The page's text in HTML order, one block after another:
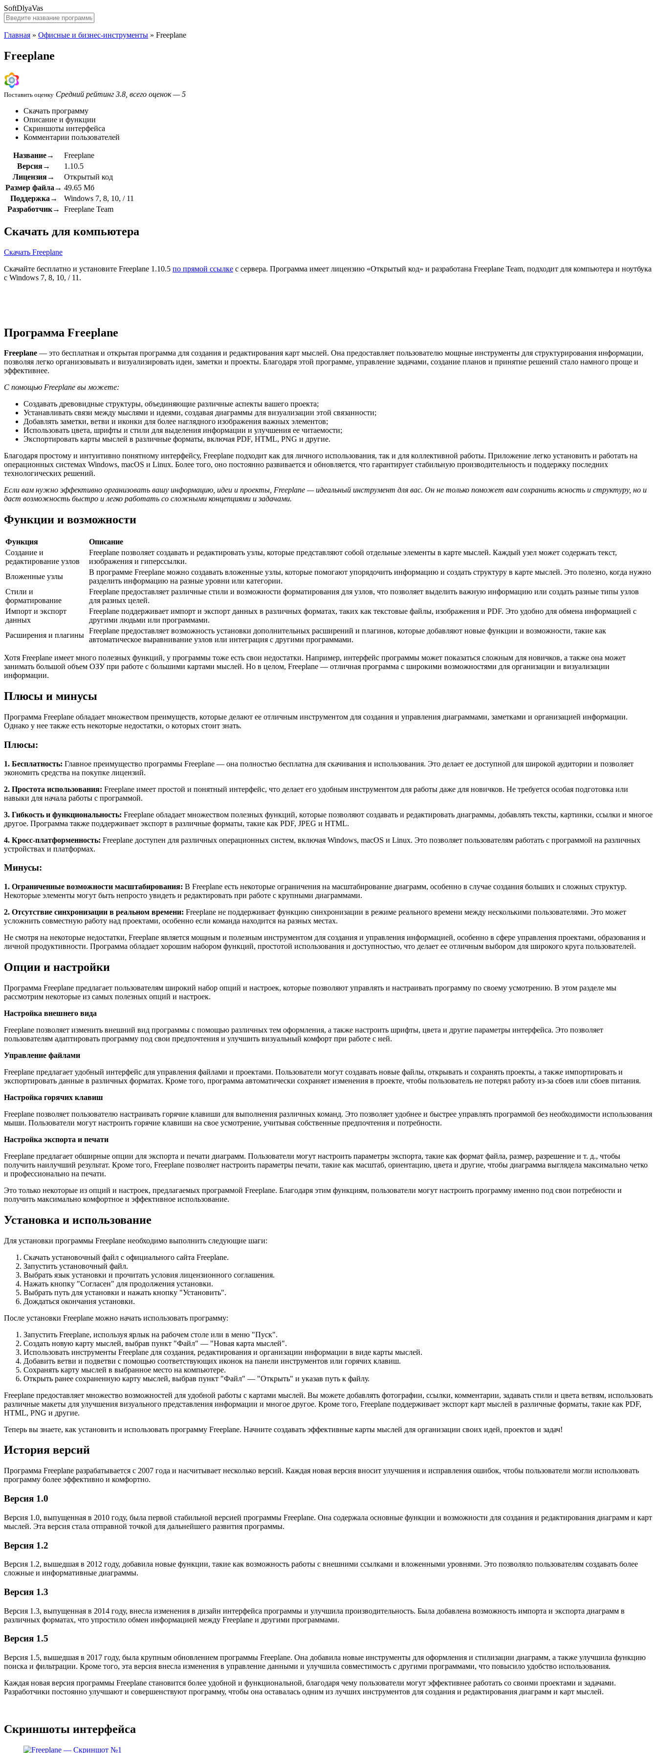
SoftDlyaVas
Главная » Офисные и бизнес-инструменты » Freeplane
Freeplane
Поставить оценку Средний рейтинг 3.8, всего оценок — 5
Скачать программу
Описание и функции
Скриншоты интерфейса
Комментарии пользователей
Название→
Freeplane
Версия→
1.10.5
Лицензия→
Открытый код
Размер файла→ 49.65 Мб
Поддержка→
Windows 7, 8, 10, / 11
Разработчик→
Freeplane Team
Скачать для компьютера
Скачать Freeplane
Скачайте бесплатно и установите Freeplane 1.10.5 по прямой ссылке с сервера. Программа имеет лицензию «Открытый код» и разработана Freeplane Team, подходит для компьютера и ноутбука
с Windows 7, 8, 10, / 11.
Программа Freeplane
Freeplane — это бесплатная и открытая программа для создания и редактирования карт мыслей. Она предоставляет пользователю мощные инструменты для структурирования информации,
позволяя легко организовывать и визуализировать идеи, заметки и проекты. Благодаря этой программе, управление задачами, создание планов и принятие решений стало намного проще и
эффективнее.
С помощью Freeplane вы можете:
Создавать древовидные структуры, объединяющие различные аспекты вашего проекта;
Устанавливать связи между мыслями и идеями, создавая диаграммы для визуализации этой связанности;
Добавлять заметки, ветви и иконки для более наглядного изображения важных элементов;
Использовать цвета, шрифты и стили для выделения информации и улучшения ее читаемости;
Экспортировать карты мыслей в различные форматы, включая PDF, HTML, PNG и другие.
Благодаря простому и интуитивно понятному интерфейсу, Freeplane подходит как для личного использования, так и для коллективной работы. Приложение легко установить и работать на
операционных системах Windows, macOS и Linux. Более того, оно постоянно развивается и обновляется, что гарантирует стабильную производительность и поддержку последних
технологических решений.
Если вам нужно эффективно организовать вашу информацию, идеи и проекты, Freeplane — идеальный инструмент для вас. Он не только поможет вам сохранить ясность и структуру, но и
даст возможность быстро и легко работать со сложными концепциями и задачами.
Функции и возможности
Функция
Описание
Создание и
редактирование узлов
Freeplane позволяет создавать и редактировать узлы, которые представляют собой отдельные элементы в карте мыслей. Каждый узел может содержать текст,
изображения и гиперссылки.
Вложенные узлы
В программе Freeplane можно создавать вложенные узлы, которые помогают упорядочить информацию и создать структуру в карте мыслей. Это полезно, когда нужно
разделить информацию на разные уровни или категории.
Стили и
форматирование
Freeplane предоставляет различные стили и возможности форматирования для узлов, что позволяет выделить важную информацию или создать разные типы узлов
для разных целей.
Импорт и экспорт
данных
Freeplane поддерживает импорт и экспорт данных в различных форматах, таких как текстовые файлы, изображения и PDF. Это удобно для обмена информацией с
другими людьми или программами.
Расширения и плагины
Freeplane предоставляет возможность установки дополнительных расширений и плагинов, которые добавляют новые функции и возможности, такие как
автоматическое выравнивание узлов или интеграция с другими программами.
Хотя Freeplane имеет много полезных функций, у программы тоже есть свои недостатки. Например, интерфейс программы может показаться сложным для новичков, а также она может
занимать большой объем ОЗУ при работе с большими картами мыслей. Но в целом, Freeplane — отличная программа с широкими возможностями для организации и визуализации
информации.
Плюсы и минусы
Программа Freeplane обладает множеством преимуществ, которые делают ее отличным инструментом для создания и управления диаграммами, заметками и организацией информации.
Однако у нее также есть некоторые недостатки, о которых стоит знать.
Плюсы:
1. Бесплатность: Главное преимущество программы Freeplane — она полностью бесплатна для скачивания и использования. Это делает ее доступной для широкой аудитории и позволяет
экономить средства на покупке лицензий.
2. Простота использования: Freeplane имеет простой и понятный интерфейс, что делает его удобным инструментом для работы даже для новичков. Не требуется особая подготовка или
навыки для начала работы с программой.
3. Гибкость и функциональность: Freeplane обладает множеством полезных функций, которые позволяют создавать и редактировать диаграммы, добавлять тексты, картинки, ссылки и многое
другое. Программа также поддерживает экспорт в различные форматы, такие как PDF, JPEG и HTML.
4. Кросс-платформенность: Freeplane доступен для различных операционных систем, включая Windows, macOS и Linux. Это позволяет пользователям работать с программой на различных
устройствах и платформах.
Минусы:
1. Ограниченные возможности масштабирования: В Freeplane есть некоторые ограничения на масштабирование диаграмм, особенно в случае создания больших и сложных структур.
Некоторые элементы могут быть непросто увидеть и редактировать при работе с крупными диаграммами.
2. Отсутствие синхронизации в реальном времени: Freeplane не поддерживает функцию синхронизации в режиме реального времени между несколькими пользователями. Это может
усложнить совместную работу над проектами, особенно если команда находится на разных местах.
Не смотря на некоторые недостатки, Freeplane является мощным и полезным инструментом для создания и управления информацией, особенно в сфере управления проектами, образования и
личной продуктивности. Программа обладает хорошим набором функций, простотой использования и доступностью, что делает ее отличным выбором для широкого круга пользователей.
Опции и настройки
Программа Freeplane предлагает пользователям широкий набор опций и настроек, которые позволяют управлять и настраивать программу по своему усмотрению. В этом разделе мы
рассмотрим некоторые из самых полезных опций и настроек.
Настройка внешнего вида
Freeplane позволяет изменить внешний вид программы с помощью различных тем оформления, а также настроить шрифты, цвета и другие параметры интерфейса. Это позволяет
пользователям адаптировать программу под свои предпочтения и улучшить визуальный комфорт при работе с ней.
Управление файлами
Freeplane предлагает удобный интерфейс для управления файлами и проектами. Пользователи могут создавать новые файлы, открывать и сохранять проекты, а также импортировать и
экспортировать данные в различных форматах. Кроме того, программа автоматически сохраняет изменения в проекте, чтобы пользователь не потерял работу из-за сбоев или сбоев питания.
Настройка горячих клавиш
Freeplane позволяет пользователю настраивать горячие клавиши для выполнения различных команд. Это позволяет удобнее и быстрее управлять программой без необходимости использования
мыши. Пользователи могут настроить горячие клавиши на свое усмотрение, учитывая собственные предпочтения и потребности.
Настройка экспорта и печати
Freeplane предлагает обширные опции для экспорта и печати диаграмм. Пользователи могут настроить параметры экспорта, такие как формат файла, размер, разрешение и т. д., чтобы
получить наилучший результат. Кроме того, Freeplane позволяет настроить параметры печати, такие как масштаб, ориентацию, цвета и другие, чтобы диаграмма выглядела максимально четко
и профессионально на печати.
Это только некоторые из опций и настроек, предлагаемых программой Freeplane. Благодаря этим функциям, пользователи могут настроить программу именно под свои потребности и
получить максимально комфортное и эффективное использование.
Установка и использование
Для установки программы Freeplane необходимо выполнить следующие шаги:
Скачать установочный файл с официального сайта Freeplane.
Запустить установочный файл.
Выбрать язык установки и прочитать условия лицензионного соглашения.
Нажать кнопку "Согласен" для продолжения установки.
Выбрать путь для установки и нажать кнопку "Установить".
Дождаться окончания установки.
После установки Freeplane можно начать использовать программу:
Запустить Freeplane, используя ярлык на рабочем столе или в меню "Пуск".
Создать новую карту мыслей, выбрав пункт "Файл" — "Новая карта мыслей".
Использовать инструменты Freeplane для создания, редактирования и организации информации в виде карты мыслей.
Добавить ветви и подветви с помощью соответствующих иконок на панели инструментов или горячих клавиш.
Сохранять карту мыслей в выбранное место на компьютере.
Открыть ранее сохраненную карту мыслей, выбрав пункт "Файл" — "Открыть" и указав путь к файлу.
Freeplane предоставляет множество возможностей для удобной работы с картами мыслей. Вы можете добавлять фотографии, ссылки, комментарии, задавать стили и цвета ветвям, использовать
различные макеты для улучшения визуального представления информации и многое другое. Кроме того, Freeplane поддерживает экспорт карт мыслей в различные форматы, такие как PDF,
HTML, PNG и другие.
Теперь вы знаете, как установить и использовать программу Freeplane. Начните создавать эффективные карты мыслей для организации своих идей, проектов и задач!
История версий
Программа Freeplane разрабатывается с 2007 года и насчитывает несколько версий. Каждая новая версия вносит улучшения и исправления ошибок, чтобы пользователи могли использовать
программу более эффективно и комфортно.
Версия 1.0
Версия 1.0, выпущенная в 2010 году, была первой стабильной версией программы Freeplane. Она содержала основные функции и возможности для создания и редактирования диаграмм и карт
мыслей. Эта версия стала отправной точкой для дальнейшего развития программы.
Версия 1.2
Версия 1.2, вышедшая в 2012 году, добавила новые функции, такие как возможность работы с внешними ссылками и вложенными уровнями. Это позволяло пользователям создавать более
сложные и информативные диаграммы.
Версия 1.3
Версия 1.3, выпущенная в 2014 году, внесла изменения в дизайн интерфейса программы и улучшила производительность. Была добавлена возможность импорта и экспорта диаграмм в
различных форматах, что упростило обмен информацией между Freeplane и другими программами.
Версия 1.5
Версия 1.5, вышедшая в 2017 году, была крупным обновлением программы Freeplane. Она добавила новые инструменты для оформления и стилизации диаграмм, а также улучшила функцию
поиска и фильтрации. Кроме того, эта версия внесла изменения в управление данными и улучшила совместимость с другими программами, что повысило удобство использования.
Каждая новая версия программы Freeplane становится более удобной и функциональной, благодаря чему пользователи могут эффективнее работать со своими проектами и задачами.
Разработчики постоянно улучшают и совершенствуют программу, чтобы она оставалась одним из лучших инструментов для создания и редактирования диаграмм и карт мыслей.
Скриншоты интерфейса